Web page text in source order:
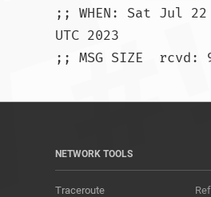
;; WHEN: Sat Jul
UTC 2023
NETWORK TOOLS
Traceroute